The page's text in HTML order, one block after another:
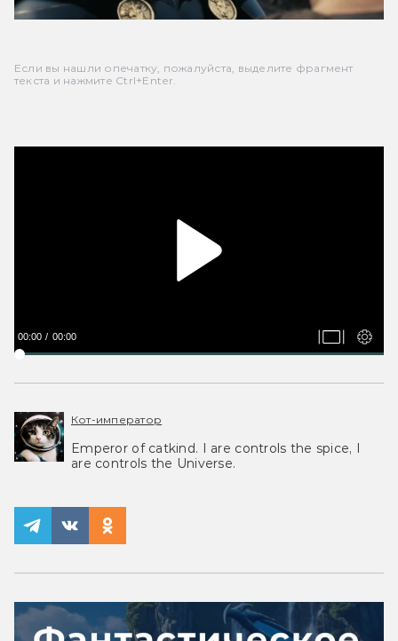
Если вы нашли опечатку, пожалуйста, выделите фрагмент
текста и нажмите Ctrl+Enter.
00:00 00:00
Кот-император
Emperor of catkind. I are controls the spice, I
are controls the Universe.